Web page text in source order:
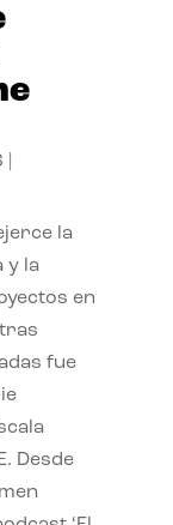
la
y la
en
fue
Desde